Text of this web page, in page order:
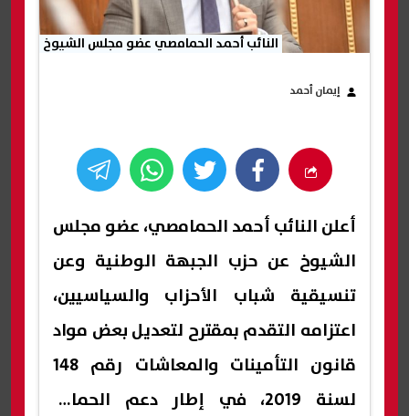
النائب أحمد الحمامصي عضو مجلس الشيوخ
إيمان أحمد
أعلن النائب أحمد الحمامصي، عضو مجلس
الشيوخ عن حزب الجبهة الوطنية وعن
تنسيقية شباب الأحزاب والسياسيين،
اعتزامه التقدم بمقترح لتعديل بعض مواد
قانون التأمينات والمعاشات رقم 148
لسنة 2019، في إطار دعم الحماية